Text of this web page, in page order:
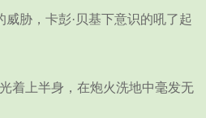
胁，卡彭·贝基下意识的吼了起
上半身，在炮火洗地中毫发无